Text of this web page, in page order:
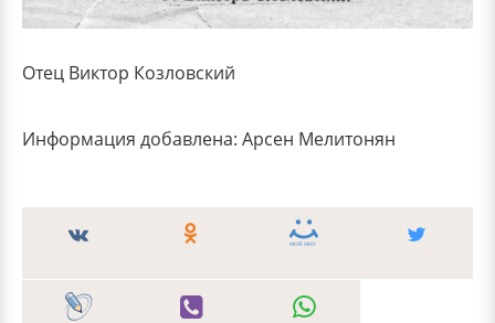
Отец Виктор Козловский
Информация добавлена: Арсен Мелитонян